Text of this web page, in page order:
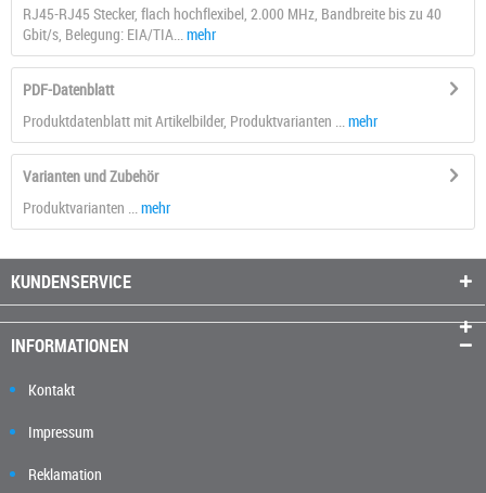
RJ45-RJ45 Stecker, flach hochflexibel, 2.000 MHz, Bandbreite bis zu 40
Gbit/s, Belegung: EIA/TIA...
mehr
PDF-Datenblatt
Produktdatenblatt mit Artikelbilder, Produktvarianten ... mehr
Varianten und Zubehör
Produktvarianten ... mehr
KUNDENSERVICE
INFORMATIONEN
Kontakt
Impressum
Reklamation